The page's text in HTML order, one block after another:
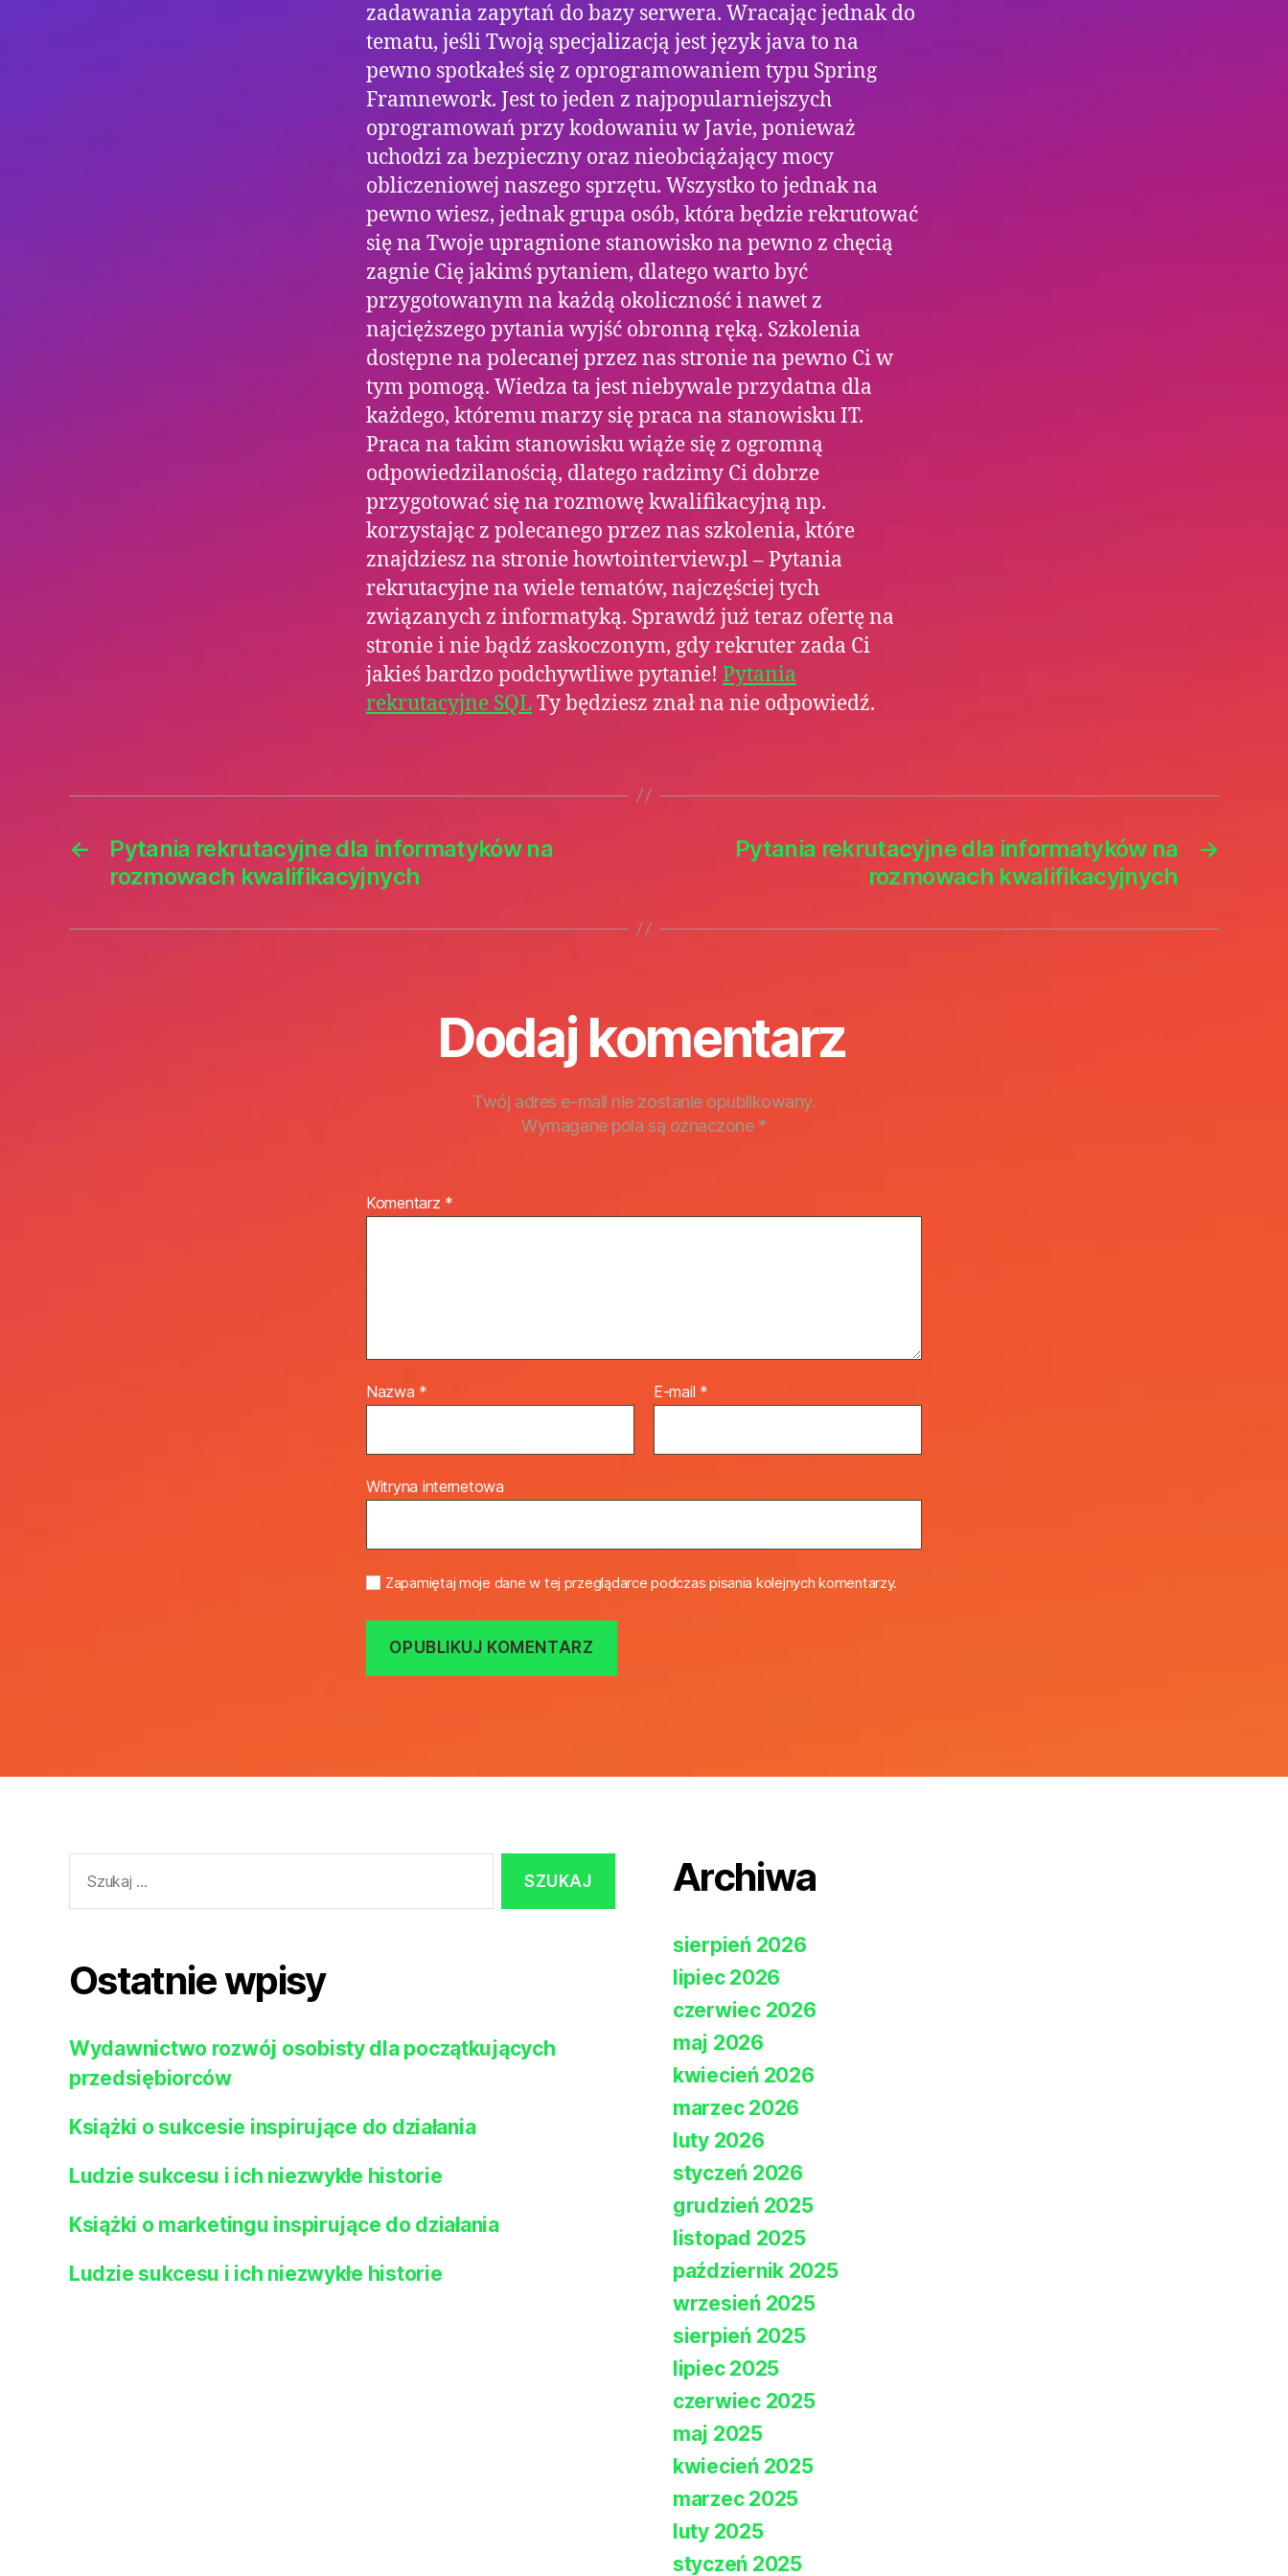
zadawania zapytań do bazy serwera. Wracając jednak do
tematu, jeśli Twoją specjalizacją jest język java to na
pewno spotkałeś się z oprogramowaniem typu Spring
Framnework. Jest to jeden z najpopularniejszych
oprogramowań przy kodowaniu w Javie, ponieważ
uchodzi za bezpieczny oraz nieobciążający mocy
obliczeniowej naszego sprzętu. Wszystko to jednak na
pewno wiesz, jednak grupa osób, która będzie rekrutować
się na Twoje upragnione stanowisko na pewno z chęcią
zagnie Cię jakimś pytaniem, dlatego warto być
przygotowanym na każdą okoliczność i nawet z
najcięższego pytania wyjść obronną ręką. Szkolenia
dostępne na polecanej przez nas stronie na pewno Ci w
tym pomogą. Wiedza ta jest niebywale przydatna dla
każdego, któremu marzy się praca na stanowisku IT.
Praca na takim stanowisku wiąże się z ogromną
odpowiedzilanością, dlatego radzimy Ci dobrze
przygotować się na rozmowę kwalifikacyjną np.
korzystając z polecanego przez nas szkolenia, które
znajdziesz na stronie howtointerview.pl – Pytania
rekrutacyjne na wiele tematów, najczęściej tych
związanych z informatyką. Sprawdź już teraz ofertę na
stronie i nie bądź zaskoczonym, gdy rekruter zada Ci
jakieś bardzo podchywtliwe pytanie! Pytania
rekrutacyjne SQLTy będziesz znał na nie odpowiedź.
←
Pytania rekrutacyjne dla informatyków na
rozmowach kwalifikacyjnych
→
Pytania rekrutacyjne dla informatyków na
rozmowach kwalifikacyjnych
Dodaj komentarz
Twój adres e-mail nie zostanie opublikowany.
Wymagane pola są oznaczone *
Komentarz *
Nazwa * E-mail *
Witryna internetowa
Zapamiętaj moje dane w tej przeglądarce podczas pisania kolejnych komentarzy.
Ostatnie wpisy
Wydawnictwo rozwój osobisty dla początkujących
przedsiębiorców
Książki o sukcesie inspirujące do działania
Ludzie sukcesu i ich niezwykłe historie
Książki o marketingu inspirujące do działania
Ludzie sukcesu i ich niezwykłe historie
Archiwa
sierpień 2026
lipiec 2026
czerwiec 2026
maj 2026
kwiecień 2026
marzec 2026
luty 2026
styczeń 2026
grudzień 2025
listopad 2025
październik 2025
wrzesień 2025
sierpień 2025
lipiec 2025
czerwiec 2025
maj 2025
kwiecień 2025
marzec 2025
luty 2025
styczeń 2025